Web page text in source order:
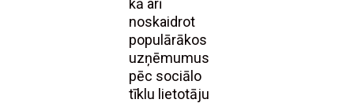
kā arī
noskaidrot
populārākos
uzņēmumus
pēc sociālo
tīklu lietotāju